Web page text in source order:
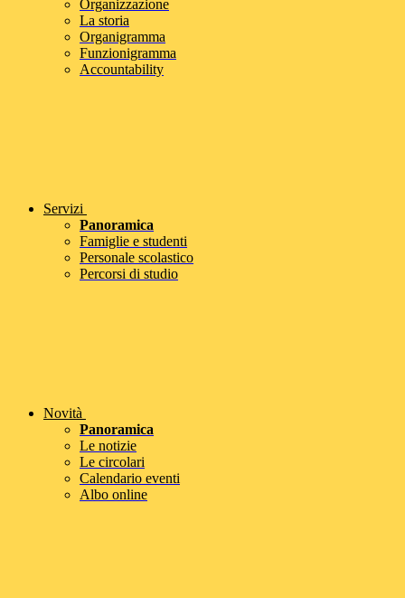
Organizzazione
La storia
Organigramma
Funzionigramma
Accountability
Servizi
Panoramica
Famiglie e studenti
Personale scolastico
Percorsi di studio
Novità
Panoramica
Le notizie
Le circolari
Calendario eventi
Albo online